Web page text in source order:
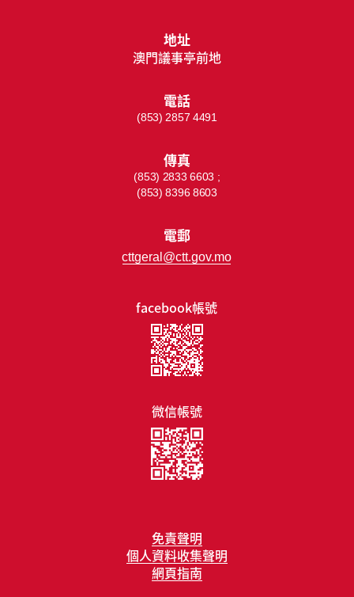
免責聲明
個人資料收集聲明
網頁指南
facebook帳號
微信帳號
地址
澳門議事亭前地
電話
(853) 2857 4491
傳真
(853) 2833 6603 ;
(853) 8396 8603
電郵
cttgeral@ctt.gov.mo